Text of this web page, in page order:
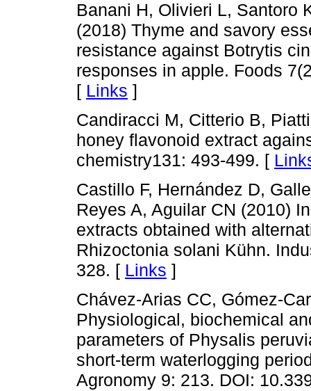
Banani H, Olivieri L, Santoro
(2018) Thyme and savory
resistance against Botrytis
responses in apple. Foods
[ Links ]
Candiracci M, Citterio B,
honey flavonoid extract
chemistry131: 493-499. [
Castillo F, Hernández D,
Reyes A, Aguilar CN (2010)
extracts obtained with
Rhizoctonia solani Kühn.
328. [ Links ]
Chávez-Arias CC, Gómez-
Physiological, biochemical
parameters of Physalis
short-term waterlogging
Agronomy 9: 213. DOI: